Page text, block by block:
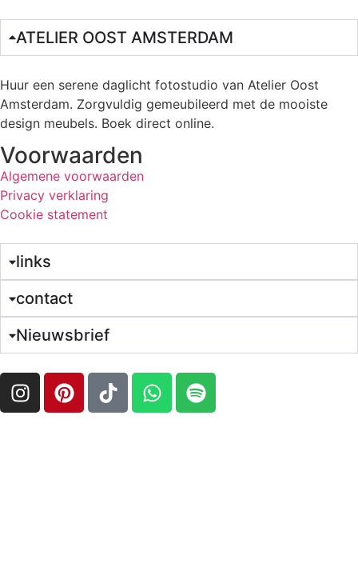
ATELIER OOST AMSTERDAM
Huur een serene daglicht fotostudio van Atelier Oost
Amsterdam. Zorgvuldig gemeubileerd met de mooiste
design meubels. Boek direct online.
Voorwaarden
Algemene voorwaarden
Privacy verklaring
Cookie statement
links
contact
Nieuwsbrief